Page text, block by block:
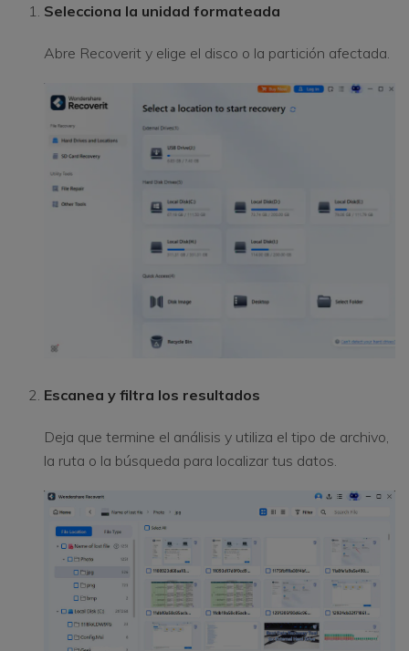
Selecciona la unidad formateada
Abre Recoverit y elige el disco o la partición afectada.
Escanea y filtra los resultados
Deja que termine el análisis y utiliza el tipo de archivo,
la ruta o la búsqueda para localizar tus datos.